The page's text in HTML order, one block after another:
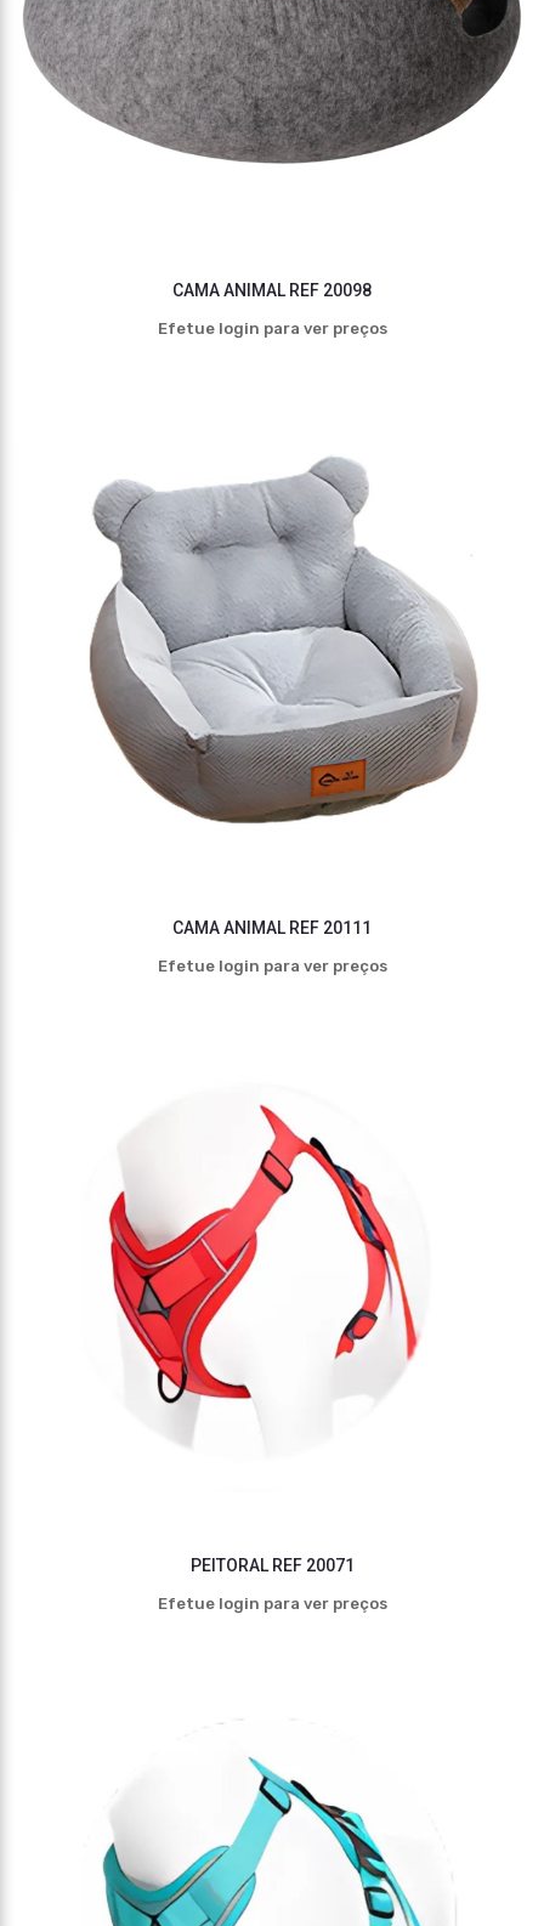
CAMA ANIMAL REF 20098
Efetue login para ver preços
CAMA ANIMAL REF 20111
Efetue login para ver preços
PEITORAL REF 20071
Efetue login para ver preços